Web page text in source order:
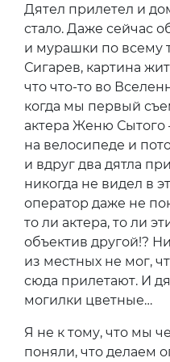
Дятел прилетел и
стало. Даже сейчас
и мурашки по всему
Сигарев, картина
что что-то во
когда мы первый
актера Женю Сытого
на велосипеде и
и вдруг два дятла
никогда не видел в
оператор даже не
то ли актера, то ли
объектив другой!?
из местных не мог,
сюда прилетают. И
могилки цветные…
Я не к тому, что мы
поняли, что делаем